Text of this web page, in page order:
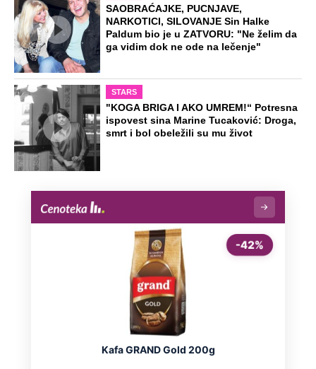
SAOBRAĆAJKE, PUCNJAVE,
NARKOTICI, SILOVANJE Sin Halke
Paldum bio je u ZATVORU: "Ne želim da
ga vidim dok ne ode na lečenje"
STARS
"KOGA BRIGA I AKO UMREM!“ Potresna
ispovest sina Marine Tucaković: Droga,
smrt i bol obeležili su mu život